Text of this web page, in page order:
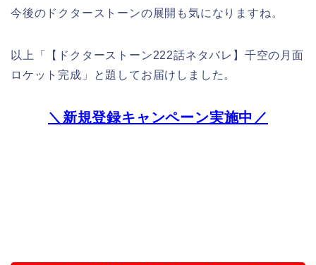
今後のドクターストーンの展開も気になりますね。
以上「【ドクターストーン222話ネタバレ】千空の月面
ロケット完成」と題してお届けしました。
＼新規登録キャンペーン実施中／